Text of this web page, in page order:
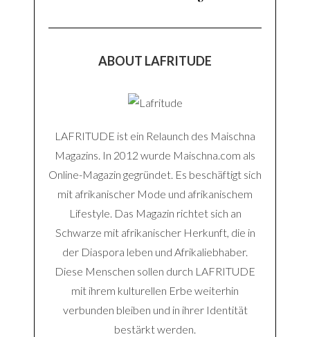
ABOUT LAFRITUDE
LAFRITUDE ist ein Relaunch des Maischna
Magazins. In 2012 wurde Maischna.com als
Online-Magazin gegründet. Es beschäftigt sich
mit afrikanischer Mode und afrikanischem
Lifestyle. Das Magazin richtet sich an
Schwarze mit afrikanischer Herkunft, die in
der Diaspora leben und Afrikaliebhaber.
Diese Menschen sollen durch LAFRITUDE
mit ihrem kulturellen Erbe weiterhin
verbunden bleiben und in ihrer Identität
bestärkt werden.